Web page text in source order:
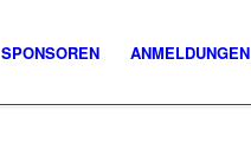
SPONSOREN ANMELDUNGEN